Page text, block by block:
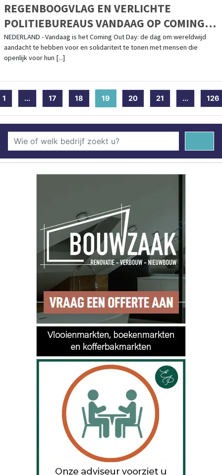
REGENBOOGVLAG EN VERLICHTE
POLITIEBUREAUS VANDAAG OP COMING
OUT DAY
NEDERLAND - Vandaag is het Coming Out Day: de dag om wereldwijd
aandacht te hebben voor en solidariteit te tonen met mensen die
openlijk voor hun [...]
1 ... 17 18 19 (current)
20 21 ... 126